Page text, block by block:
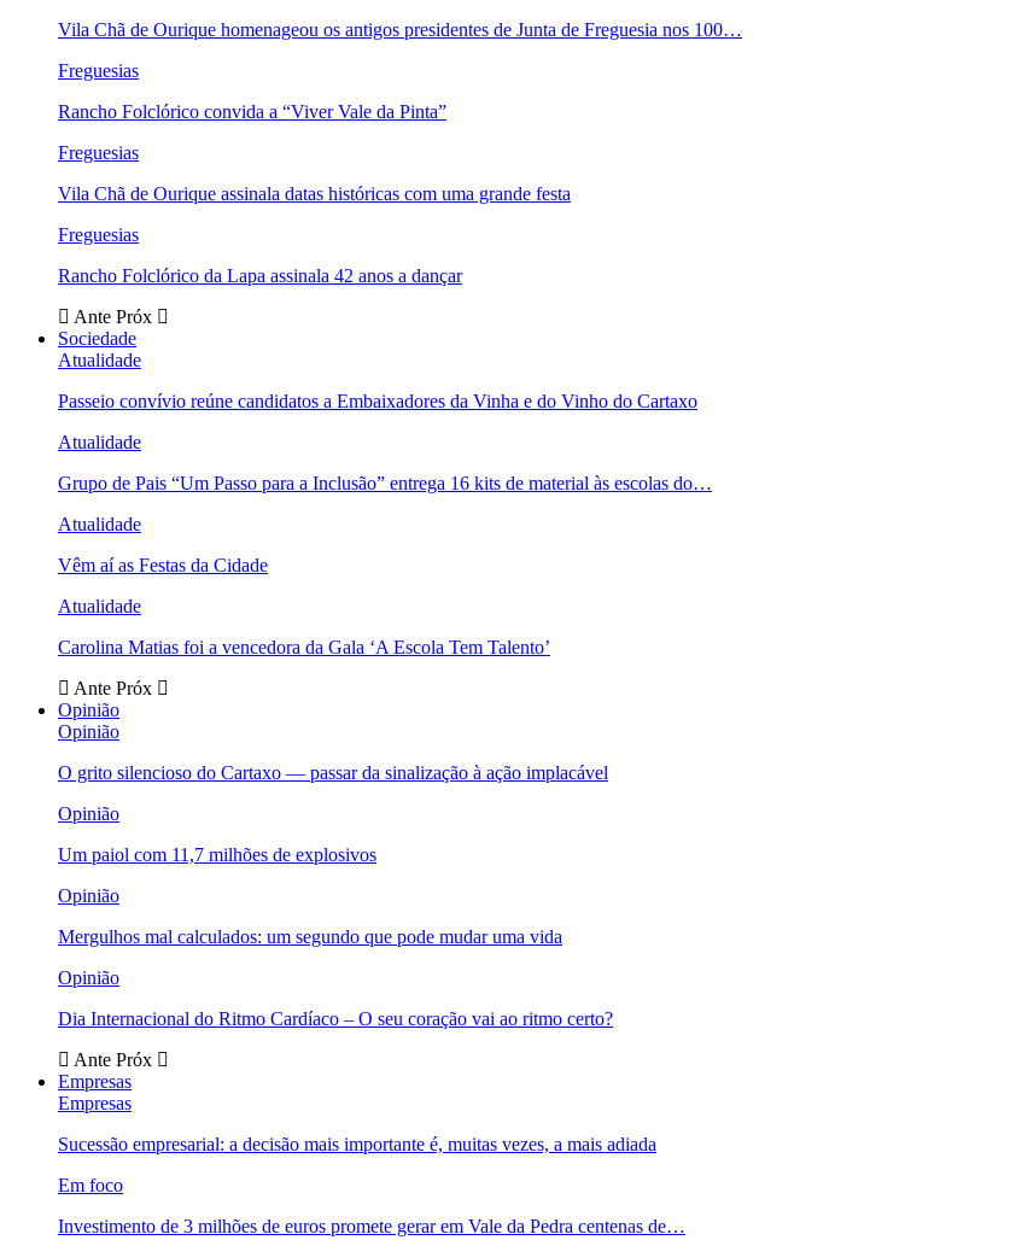
Vila Chã de Ourique homenageou os antigos presidentes de Junta de Freguesia nos 100…
Freguesias
Rancho Folclórico convida a “Viver Vale da Pinta”
Freguesias
Vila Chã de Ourique assinala datas históricas com uma grande festa
Freguesias
Rancho Folclórico da Lapa assinala 42 anos a dançar
Ante Próx
Sociedade
Atualidade
Passeio convívio reúne candidatos a Embaixadores da Vinha e do Vinho do Cartaxo
Atualidade
Grupo de Pais “Um Passo para a Inclusão” entrega 16 kits de material às escolas do…
Atualidade
Vêm aí as Festas da Cidade
Atualidade
Carolina Matias foi a vencedora da Gala ‘A Escola Tem Talento’
Ante Próx
Opinião
Opinião
O grito silencioso do Cartaxo — passar da sinalização à ação implacável
Opinião
Um paiol com 11,7 milhões de explosivos
Opinião
Mergulhos mal calculados: um segundo que pode mudar uma vida
Opinião
Dia Internacional do Ritmo Cardíaco – O seu coração vai ao ritmo certo?
Ante Próx
Empresas
Empresas
Sucessão empresarial: a decisão mais importante é, muitas vezes, a mais adiada
Em foco
Investimento de 3 milhões de euros promete gerar em Vale da Pedra centenas de…